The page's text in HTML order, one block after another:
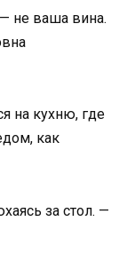
не ваша вина.
на кухню, где
как
за стол. —